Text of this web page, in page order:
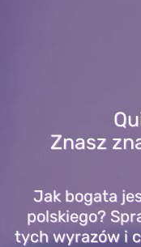
Znasz
Jak bogata
polskiego?
tych wyrazów i